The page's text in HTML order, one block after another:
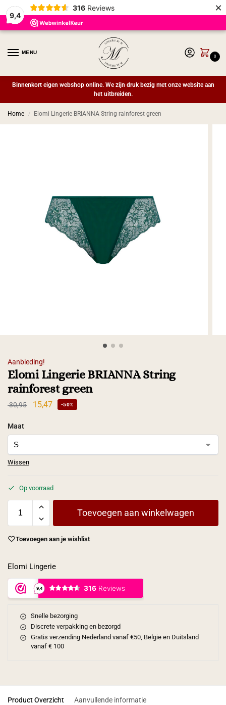
9,4
316 Reviews ×
MENU
0
Binnenkort eigen webshop online. We zijn druk bezig met onze website aan
het uitbreiden.
Home / Elomi Lingerie BRIANNA String rainforest green
Aanbieding!
Elomi Lingerie BRIANNA String
rainforest green
30,95 15,47 -50%
Maat
Wissen
Op voorraad
Toevoegen aan winkelwagen
Toevoegen aan je wishlist
Elomi Lingerie
Snelle bezorging
Discrete verpakking en bezorgd
Gratis verzending Nederland vanaf €50, Belgie en Duitsland
vanaf € 100
Product Overzicht Aanvullende informatie